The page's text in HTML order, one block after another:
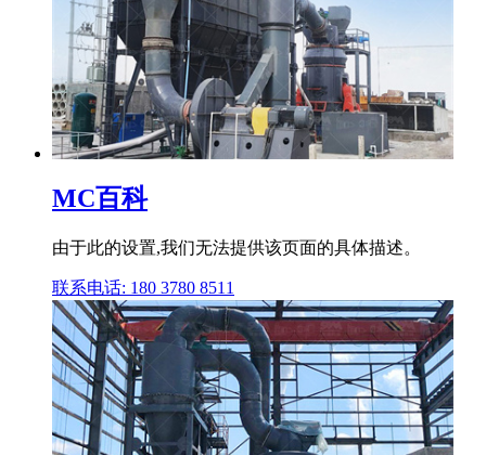
MC百科
由于此的设置,我们无法提供该页面的具体描述。
联系电话: 180 3780 8511